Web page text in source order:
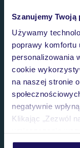
Szanujemy Twoją
Używamy
poprawy komfortu
personalizowania
cookie
na naszej stronie
negatywnie
Klikając „Zezwól
personalizować